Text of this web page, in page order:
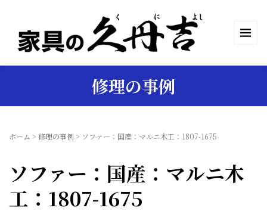
修理の事例
ホーム > 修理の事例 > ソファー：国産：マルニ木工：1807-1675
ソファー：国産：マルニ木
工：1807-1675